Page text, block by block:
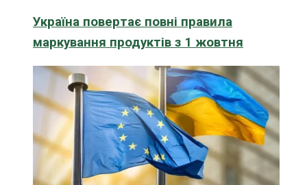
Україна повертає повні правила
маркування продуктів з 1 жовтня